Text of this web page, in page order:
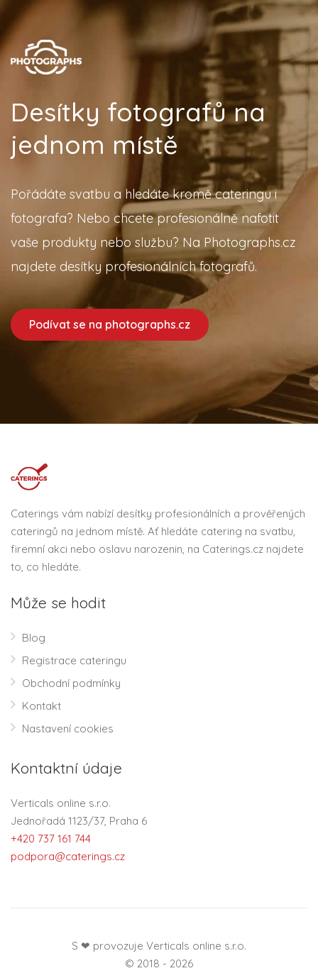
Desítky fotografů na
jednom místě
Pořádáte svatbu a hledáte kromě cateringu i
fotografa? Nebo chcete profesionálně nafotit
vaše produkty nebo službu? Na Photographs.cz
najdete desítky profesionálních fotografů.
Podívat se na photographs.cz
Caterings vám nabízí desítky profesionálních a prověřených
cateringů na jednom místě. Ať hledáte catering na svatbu,
firemní akci nebo oslavu narozenin, na Caterings.cz najdete
to, co hledáte.
Může se hodit
Blog
Registrace cateringu
Obchodní podmínky
Kontakt
Nastavení cookies
Kontaktní údaje
Verticals online s.r.o.
Jednořadá 1123/37, Praha 6
+420 737 161 744
podpora@caterings.cz
S ❤ provozuje Verticals online s.r.o.
© 2018 - 2026